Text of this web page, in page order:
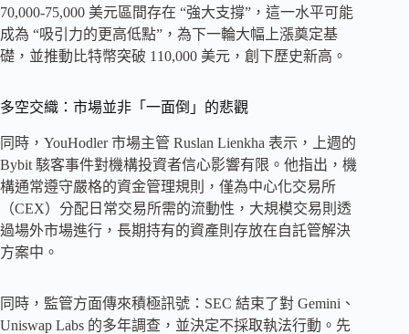
70,000-75,000 美元區間存在 “強大支撐”，這一水平可能
成為 “吸引力的更高低點”，為下一輪大幅上漲奠定基
礎，並推動比特幣突破 110,000 美元，創下歷史新高。
多空交織：市場並非「一面倒」的悲觀
同時，YouHodler 市場主管 Ruslan Lienkha 表示，上週的
Bybit 駭客事件對機構投資者信心影響有限。他指出，機
構通常遵守嚴格的資金管理規則，僅為中心化交易所
（CEX）分配日常交易所需的流動性，大規模交易則透
過場外市場進行，長期持有的資產則存放在自託管解決
方案中。
同時，監管方面傳來積極訊號：SEC 結束了對 Gemini、
Uniswap Labs 的多年調查，並決定不採取執法行動。先